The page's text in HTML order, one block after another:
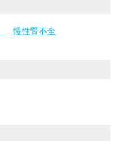
慢性腎不全